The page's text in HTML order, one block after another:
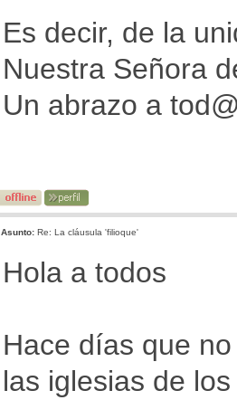
Es decir, de la
Nuestra Señora
Un abrazo a
Asunto: Re: La cláusula 'filioque'
Hola a todos
Hace días que
las iglesias de